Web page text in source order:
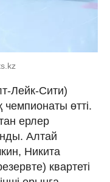
Лейк-Сити)
чемпионаты өтті.
ерлер
Алтай
Никита
квартеті